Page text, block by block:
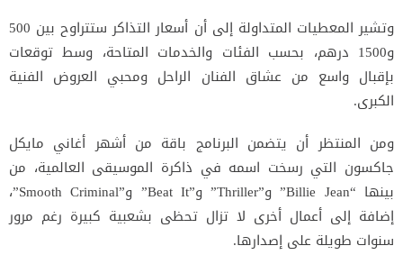
وتشير المعطيات المتداولة إلى أن أسعار التذاكر ستتراوح بين 500
و1500 درهم، بحسب الفئات والخدمات المتاحة، وسط توقعات
بإقبال واسع من عشاق الفنان الراحل ومحبي العروض الفنية
الكبرى.
ومن المنتظر أن يتضمن البرنامج باقة من أشهر أغاني مايكل
جاكسون التي رسخت اسمه في ذاكرة الموسيقى العالمية، من
بينها “Billie Jean” و”Thriller” و”Beat It” و”Smooth Criminal”،
إضافة إلى أعمال أخرى لا تزال تحظى بشعبية كبيرة رغم مرور
سنوات طويلة على إصدارها.